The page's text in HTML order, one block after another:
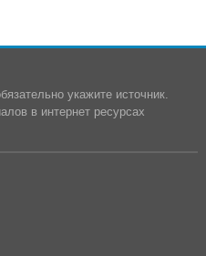
укажите источник.
в интернет ресурсах